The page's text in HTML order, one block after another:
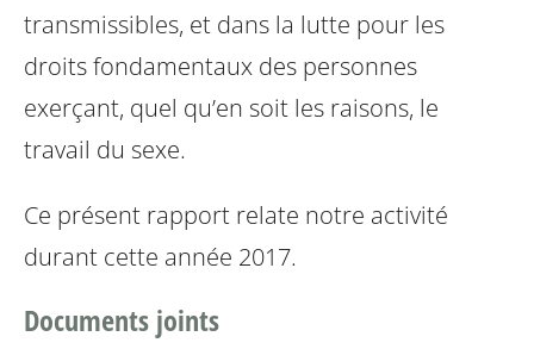
transmissibles, et dans la lutte pour les
droits fondamentaux des personnes
exerçant, quel qu’en soit les raisons, le
travail du sexe.
Ce présent rapport relate notre activité
durant cette année 2017.
Documents joints